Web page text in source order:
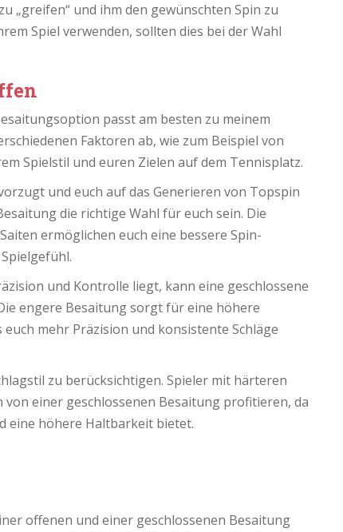
„greifen“ und ihm den gewünschten Spin zu
Spiel verwenden, sollten dies bei der Wahl
passt am besten zu meinem
Faktoren ab, wie zum Beispiel von
Spielstil und euren Zielen auf dem Tennisplatz.
und euch auf das Generieren von Topspin
die richtige Wahl für euch sein. Die
ermöglichen euch eine bessere Spin-
und Kontrolle liegt, kann eine geschlossene
engere Besaitung sorgt für eine höhere
mehr Präzision und konsistente Schläge
zu berücksichtigen. Spieler mit härteren
einer geschlossenen Besaitung profitieren, da
eine höhere Haltbarkeit bietet.
offenen und einer geschlossenen Besaitung